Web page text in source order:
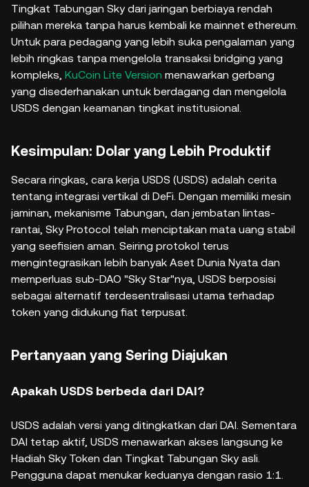
Tingkat Tabungan Sky dari jaringan berbiaya rendah
pilihan mereka tanpa harus kembali ke mainnet ethereum.
Untuk para pedagang yang lebih suka pengalaman yang
lebih ringkas tanpa mengelola transaksi bridging yang
kompleks, KuCoin Lite Version menawarkan gerbang
yang disederhanakan untuk berdagang dan mengelola
USDS dengan keamanan tingkat institusional.
Kesimpulan: Dolar yang Lebih Produktif
Secara ringkas, cara kerja USDS (USDS) adalah cerita
tentang integrasi vertikal di DeFi. Dengan memiliki mesin
jaminan, mekanisme Tabungan, dan jembatan lintas-
rantai, Sky Protocol telah menciptakan mata uang stabil
yang seefisien aman. Seiring protokol terus
mengintegrasikan lebih banyak Aset Dunia Nyata dan
memperluas sub-DAO "Sky Star"nya, USDS berposisi
sebagai alternatif terdesentralisasi utama terhadap
token yang didukung fiat terpusat.
Pertanyaan yang Sering Diajukan
Apakah USDS berbeda dari DAI?
USDS adalah versi yang ditingkatkan dari DAI. Sementara
DAI tetap aktif, USDS menawarkan akses langsung ke
Hadiah Sky Token dan Tingkat Tabungan Sky asli.
Pengguna dapat menukar keduanya dengan rasio 1:1.